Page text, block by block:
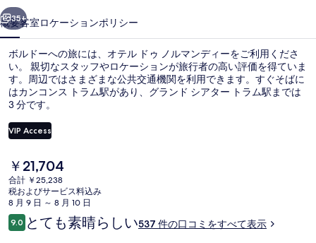
マ
ン
デ
ィ
ー
の
真
ギ
ャ
35+
概要客室ロケーションポリシー
ボルドーへの旅には、オテル ドゥ ノルマンディーをご利用くださ
い。 親切なスタッフやロケーションが旅行者の高い評価を得ていま
す。周辺ではさまざまな公共交通機関を利用できます。すぐそばに
はカンコンス トラム駅があり、グランド シアター トラム駅までは
3 分です。
VIP Access
現
在
の
料
金
は
￥21,704
合計 ￥25,238
税およびサービス料込み
8 月 9 日 ～ 8 月 10 日
口
コ
9.010段階中9.0
とても素晴らしい537 件の口コミをすべて表示